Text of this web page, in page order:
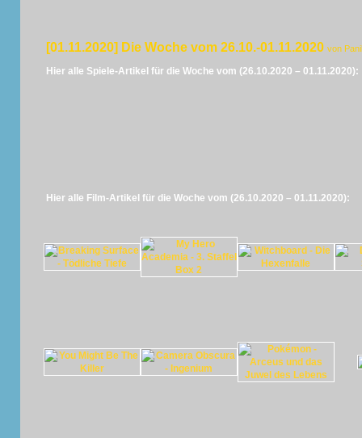
[01.11.2020] Die Woche vom 26.10.-01.11.2020 von
Hier alle Spiele-Artikel für die Woche vom (26.10.2020 – 01.11.2020):
Hier alle Film-Artikel für die Woche vom (26.10.2020 – 01.11.2020):